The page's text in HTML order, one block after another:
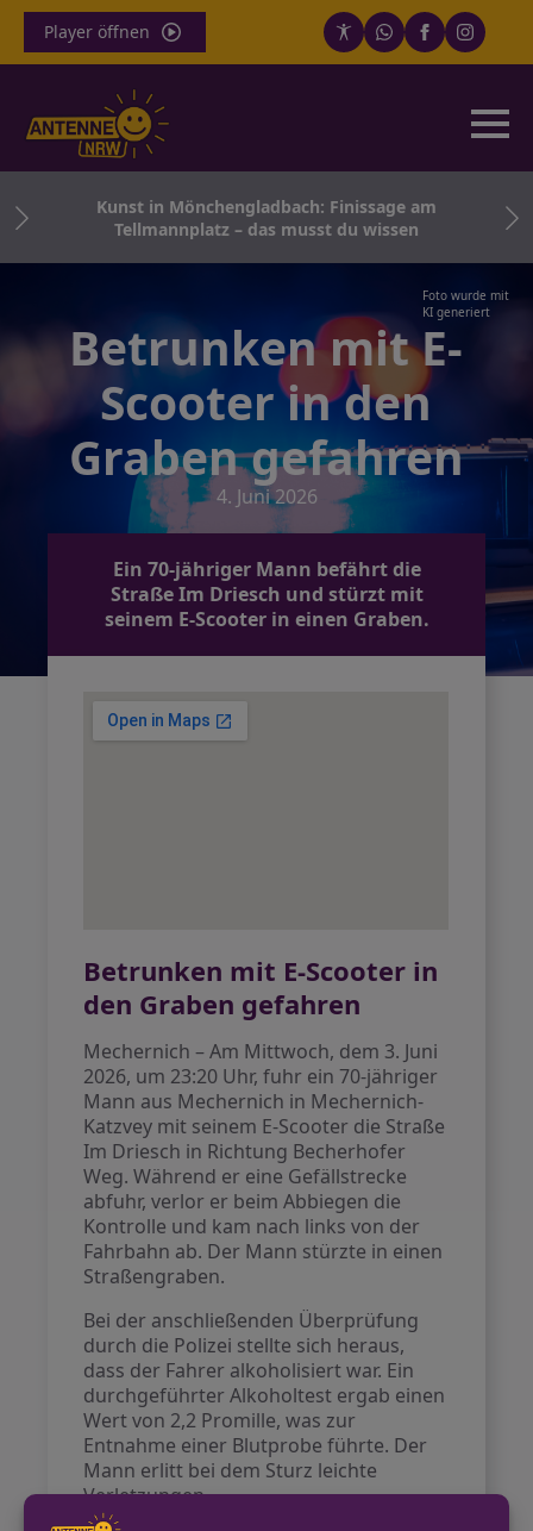
Player öffnen
Kunst in Mönchengladbach: Finissage am
Tellmannplatz – das musst du wissen
Foto wurde mit
KI generiert
Betrunken mit E-
Scooter in den
Graben gefahren
4. Juni 2026
Ein 70-jähriger Mann befährt die
Straße Im Driesch und stürzt mit
seinem E-Scooter in einen Graben.
Betrunken mit E-Scooter in
den Graben gefahren
Mechernich – Am Mittwoch, dem 3. Juni
2026, um 23:20 Uhr, fuhr ein 70-jähriger
Mann aus Mechernich in Mechernich-
Katzvey mit seinem E-Scooter die Straße
Im Driesch in Richtung Becherhofer
Weg. Während er eine Gefällstrecke
abfuhr, verlor er beim Abbiegen die
Kontrolle und kam nach links von der
Fahrbahn ab. Der Mann stürzte in einen
Straßengraben.
Bei der anschließenden Überprüfung
durch die Polizei stellte sich heraus,
dass der Fahrer alkoholisiert war. Ein
durchgeführter Alkoholtest ergab einen
Wert von 2,2 Promille, was zur
Entnahme einer Blutprobe führte. Der
Mann erlitt bei dem Sturz leichte
Verletzungen.